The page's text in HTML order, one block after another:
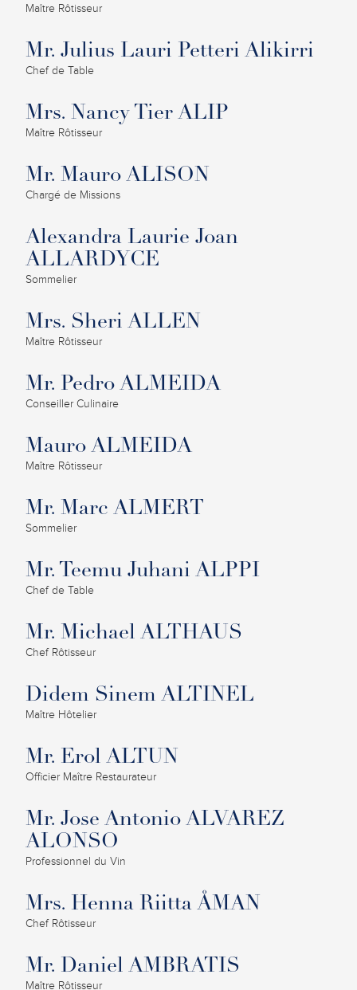
Maître Rôtisseur
Mr. Julius Lauri Petteri Alikirri
Chef de Table
Mrs. Nancy Tier ALIP
Maître Rôtisseur
Mr. Mauro ALISON
Chargé de Missions
Alexandra Laurie Joan
ALLARDYCE
Sommelier
Mrs. Sheri ALLEN
Maître Rôtisseur
Mr. Pedro ALMEIDA
Conseiller Culinaire
Mauro ALMEIDA
Maître Rôtisseur
Mr. Marc ALMERT
Sommelier
Mr. Teemu Juhani ALPPI
Chef de Table
Mr. Michael ALTHAUS
Chef Rôtisseur
Didem Sinem ALTINEL
Maître Hôtelier
Mr. Erol ALTUN
Officier Maître Restaurateur
Mr. Jose Antonio ALVAREZ
ALONSO
Professionnel du Vin
Mrs. Henna Riitta ÅMAN
Chef Rôtisseur
Mr. Daniel AMBRATIS
Maître Rôtisseur